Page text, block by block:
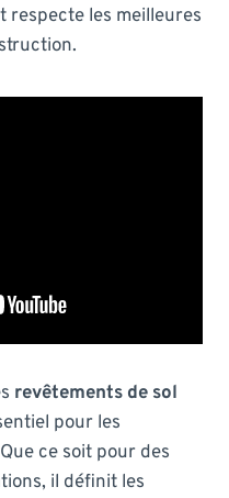
respecte les meilleures
revêtements de sol
pour les
ce soit pour des
il définit les